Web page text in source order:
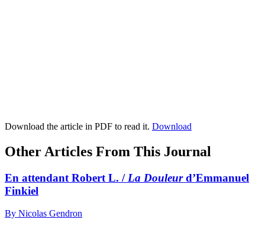
Download the article in PDF to read it. Download
Other Articles From This Journal
En attendant Robert L. / La Douleurd’Emmanuel
Finkiel
By Nicolas Gendron